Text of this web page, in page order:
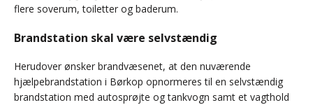
flere soverum, toiletter og baderum.
Brandstation skal være selvstændig
Herudover ønsker brandvæsenet, at den nuværende
hjælpebrandstation i Børkop opnormeres til en selvstændig
brandstation med autosprøjte og tankvogn samt et vagthold